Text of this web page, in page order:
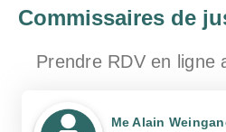
Commissaires de
Prendre RDV en ligne
Me Alain